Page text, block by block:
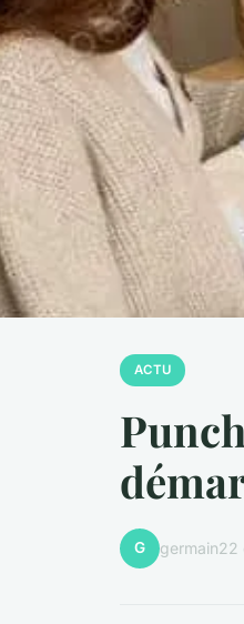
ACTU
G germain22